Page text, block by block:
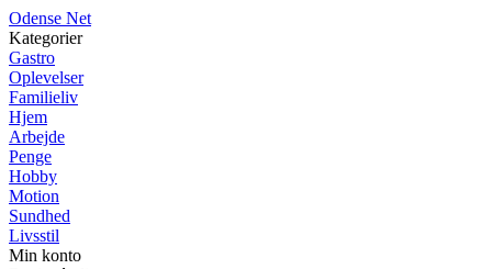
Odense Net
Kategorier
Gastro
Oplevelser
Familieliv
Hjem
Arbejde
Penge
Hobby
Motion
Sundhed
Livsstil
Min konto